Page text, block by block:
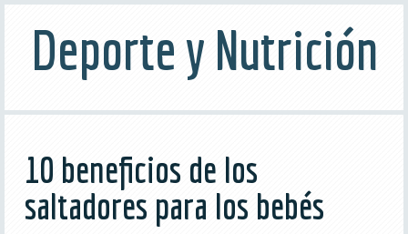
Deporte y Nutrición
10 beneficios de los
saltadores para los bebés